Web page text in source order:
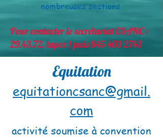
nombreuses sections
Pour contacter le secrétariat CSANC :
29.43.72, tapez 1 puis845 403 2743
Equitation
equitationcsanc@gmail.
com
activité soumise à convention